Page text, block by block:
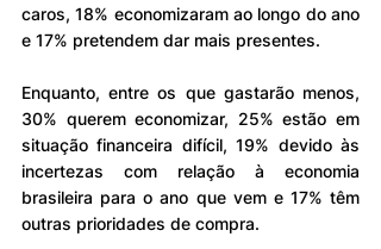
caros, 18% economizaram ao longo do ano
e 17% pretendem dar mais presentes.
Enquanto, entre os que gastarão menos,
30% querem economizar, 25% estão em
situação financeira difícil, 19% devido às
incertezas com relação à economia
brasileira para o ano que vem e 17% têm
outras prioridades de compra.